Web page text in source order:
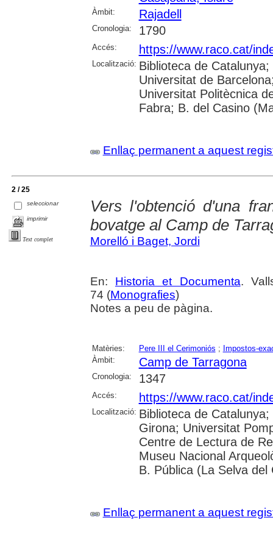
Àmbit: Rajadell
Cronologia: 1790
Accés: https://www.raco.cat/
Localització: Biblioteca de
Universitat de
Universitat Politècnica
Fabra; B. del Casino
Enllaç permanent a aquest
2 / 25
seleccionar
imprimir
Text complet
Vers l'obtenció d'una
bovatge al Camp de
Morelló i Baget, Jordi
En: Historia et Documenta.
74 (Monografies)
Notes a peu de pàgina.
Matèries: Pere III el Cerimoniós ; Impostos-
Àmbit:
Camp de Tarragona
Cronologia: 1347
Accés: https://www.raco.cat/
Localització: Biblioteca de
Girona; Universitat
Centre de Lectura de
Museu Nacional
B. Pública (La Selva del
Enllaç permanent a aquest